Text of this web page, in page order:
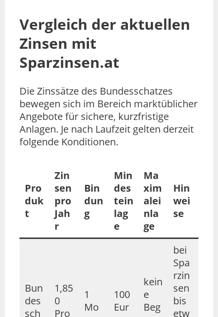
Vergleich der aktuellen
Zinsen mit
Sparzinsen.at
Die Zinssätze des Bundesschatzes
bewegen sich im Bereich marktüblicher
Angebote für sichere, kurzfristige
Anlagen. Je nach Laufzeit gelten derzeit
folgende Konditionen.
Pro
duk
t
Zin
sen
pro
Jah
r
Bin
dun
g
Min
des
tein
lag
e
Ma
xim
alei
nla
ge
Hin
wei
se
Bun
des
sch
1,85
0
Pro
1
Mo
100
Eur
kein
e
Beg
bei
Spa
rzin
sen
bis
etw